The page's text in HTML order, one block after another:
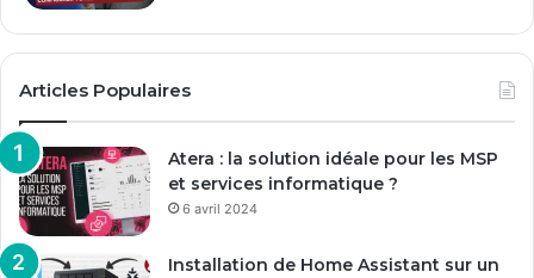
Articles Populaires
Atera : la solution idéale pour les MSP
et services informatique ?
6 avril 2024
Installation de Home Assistant sur un